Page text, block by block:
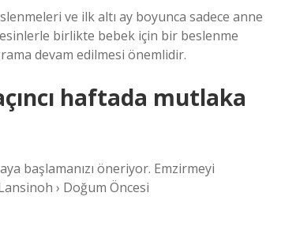
ve ilk altı ay boyunca sadece anne
birlikte bebek için bir beslenme
devam edilmesi önemlidir.
haftada mutlaka
başlamanızı öneriyor. Emzirmeyi
› Doğum Öncesi